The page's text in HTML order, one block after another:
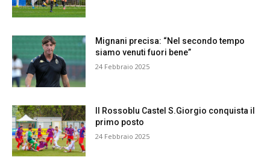
Mignani precisa: “Nel secondo tempo
siamo venuti fuori bene”
24 Febbraio 2025
Il Rossoblu Castel S.Giorgio conquista il
primo posto
24 Febbraio 2025